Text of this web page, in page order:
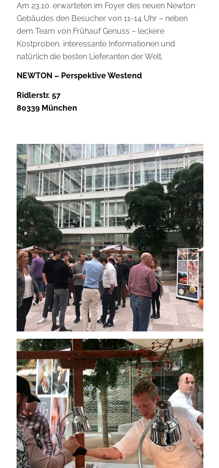
Am 23.10. erwarteten im Foyer des neuen Newton
Gebäudes den Besucher von 11-14 Uhr – neben
dem Team von Frühauf Genuss – leckere
Kostproben, interessante Informationen und
natürlich die besten Lieferanten der Welt.
NEWTON – Perspektive Westend
Ridlerstr. 57
80339 München